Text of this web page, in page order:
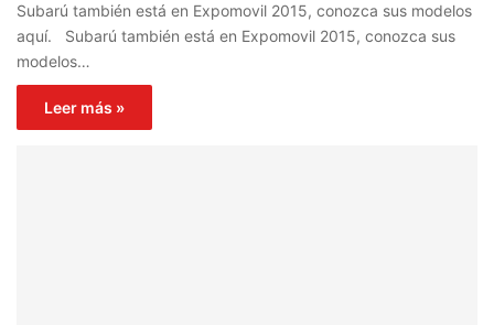
Subarú también está en Expomovil 2015, conozca sus modelos
aquí. Subarú también está en Expomovil 2015, conozca sus
modelos…
Leer más »